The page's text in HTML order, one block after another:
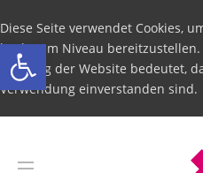
Open toolbar
Diese Seite verwendet Cookies,
höchstem Niveau
Nutzung der Website bedeutet,
Verwendung einverstanden sind.